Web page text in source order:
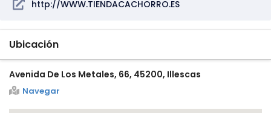
http://WWW.TIENDACACHORRO.ES
Ubicación
Avenida De Los Metales, 66, 45200, Illescas
Navegar